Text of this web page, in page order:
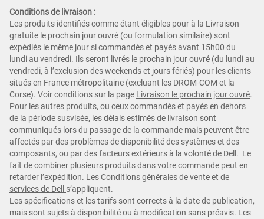
Conditions de livraison :
Les produits identifiés comme étant éligibles pour à la Livraison
gratuite le prochain jour ouvré (ou formulation similaire) sont
expédiés le même jour si commandés et payés avant 15h00 du
lundi au vendredi. Ils seront livrés le prochain jour ouvré (du lundi au
vendredi, à l’exclusion des weekends et jours fériés) pour les clients
situés en France métropolitaine (excluant les DROM-COM et la
Corse). Voir conditions sur la page Livraison le prochain jour ouvré.
Pour les autres produits, ou ceux commandés et payés en dehors
de la période susvisée, les délais estimés de livraison sont
communiqués lors du passage de la commande mais peuvent être
affectés par des problèmes de disponibilité des systèmes et des
composants, ou par des facteurs extérieurs à la volonté de Dell. Le
fait de combiner plusieurs produits dans votre commande peut en
retarder l’expédition. LesConditions générales de vente et de
services de Dell s’appliquent.
Les spécifications et les tarifs sont corrects à la date de publication,
mais sont sujets à disponibilité ou à modification sans préavis. Les